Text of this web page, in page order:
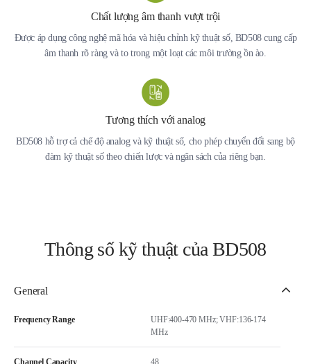
Chất lượng âm thanh vượt trội
Được áp dụng công nghệ mã hóa và hiệu chỉnh kỹ thuật số, BD508 cung cấp
âm thanh rõ ràng và to trong một loạt các môi trường ồn ào.
Tương thích với analog
BD508 hỗ trợ cả chế độ analog và kỹ thuật số, cho phép chuyển đổi sang bộ
đàm kỹ thuật số theo chiến lược và ngân sách của riêng bạn.
Thông số kỹ thuật của BD508
General
Frequency Range
UHF:400-470 MHz; VHF:136-174
MHz
Channel Capacity 48